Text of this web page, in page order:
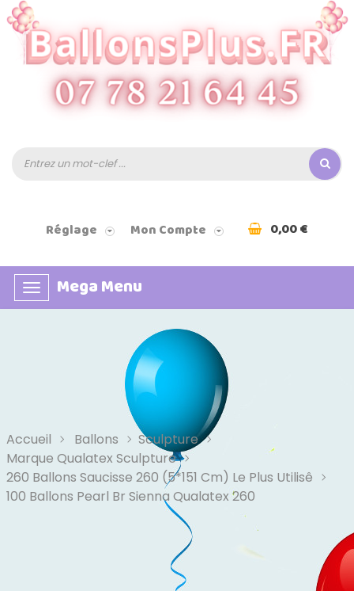
Réglage Mon Compte 0,00 €
Basculer
la
Mega Menu
Accueil Ballons
Sculpture
Marque Qualatex Sculpture
260 Ballons Saucisse 260 (5*151 Cm) Le Plus Utilisê
100 Ballons Pearl Br Sienna Qualatex 260